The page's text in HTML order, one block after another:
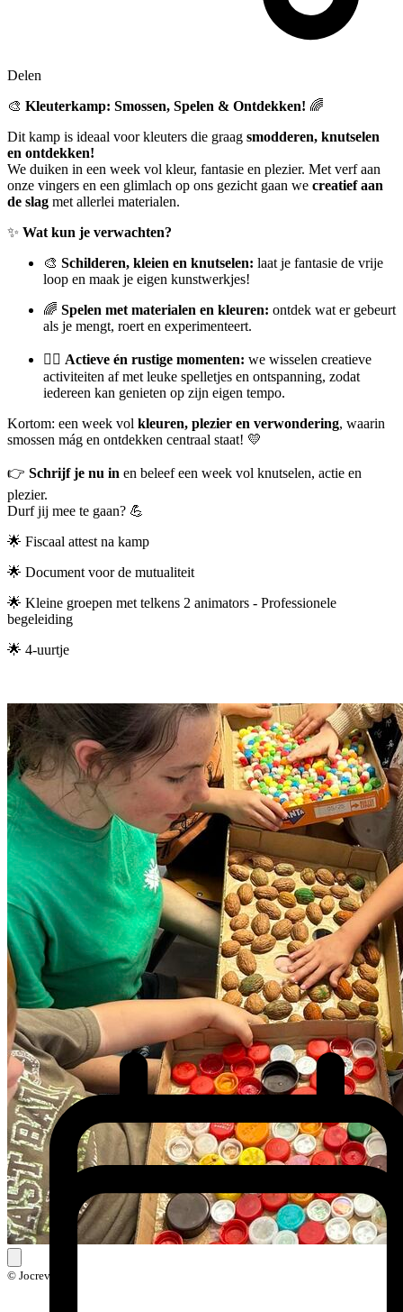
Delen
🎨 Kleuterkamp: Smossen, Spelen & Ontdekken! 🌈
Dit kamp is ideaal voor kleuters die graag smodderen, knutselen
en ontdekken!
We duiken in een week vol kleur, fantasie en plezier. Met verf aan
onze vingers en een glimlach op ons gezicht gaan we creatief aan
de slag met allerlei materialen.
✨ Wat kun je verwachten?
🎨 Schilderen, kleien en knutselen: laat je fantasie de vrije
loop en maak je eigen kunstwerkjes!
🌈 Spelen met materialen en kleuren: ontdek wat er gebeurt
als je mengt, roert en experimenteert.
🤸‍♀️ Actieve én rustige momenten: we wisselen creatieve
activiteiten af met leuke spelletjes en ontspanning, zodat
iedereen kan genieten op zijn eigen tempo.
Kortom: een week vol kleuren, plezier en verwondering, waarin
smossen mág en ontdekken centraal staat! 💛
👉 Schrijf je nu in en beleef een week vol knutselen, actie en
plezier.
Durf jij mee te gaan? 💪
🌟 Fiscaal attest na kamp
🌟 Document voor de mutualiteit
🌟 Kleine groepen met telkens 2 animators - Professionele
begeleiding
🌟 4-uurtje
© Jocrevak